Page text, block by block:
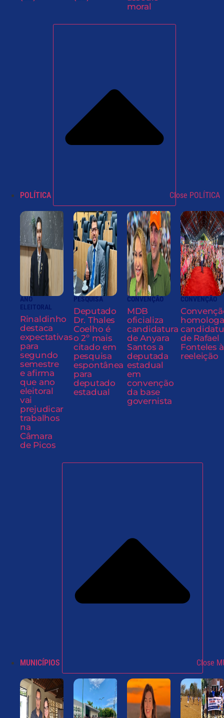
moral
POLÍTICA Close POLÍTICA
ANO
ELEITORAL
Rinaldinho
destaca
expectativas
para
segundo
semestre
e afirma
que ano
eleitoral
vai
prejudicar
trabalhos
na
Câmara
de Picos
PESQUISA
Deputado
Dr. Thales
Coelho é
o 2º mais
citado em
pesquisa
espontânea
para
deputado
estadual
CONVENÇÃO
MDB
oficializa
candidatura
de Anyara
Santos a
deputada
estadual
em
convenção
da base
governista
CONVENÇÃO
homologa
de Rafael
Fonteles à
reeleição
MUNICÍPIOS Close